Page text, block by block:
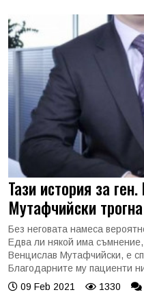
Тази история за
Мутафчийски
Без неговата намеса
Едва ли някой има
Венцислав Мутафчийски, е
Благодарните му пациенти
09 Feb 2021
1330